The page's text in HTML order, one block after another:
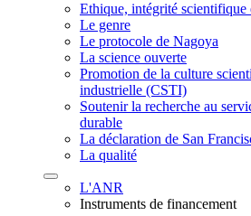
Ethique, intégrité scientifique
Le genre
Le protocole de Nagoya
La science ouverte
Promotion de la culture
industrielle (CSTI)
Soutenir la recherche au
durable
La déclaration de San
La qualité
L'ANR
Instruments de financement